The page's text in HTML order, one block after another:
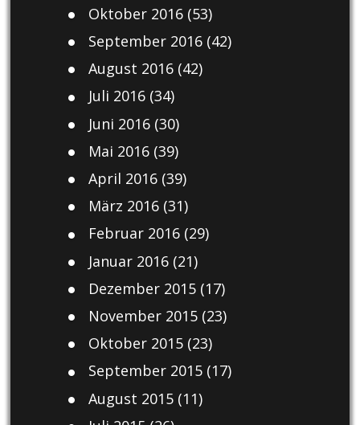
Oktober 2016(53)
September 2016(42)
August 2016(42)
Juli 2016(34)
Juni 2016(30)
Mai 2016(39)
April 2016(39)
März 2016(31)
Februar 2016(29)
Januar 2016(21)
Dezember 2015(17)
November 2015(23)
Oktober 2015(23)
September 2015(17)
August 2015(11)